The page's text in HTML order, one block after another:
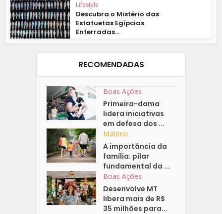
Lifestyle
Descubra o Mistério das
Estatuetas Egípcias
Enterradas...
RECOMENDADAS
Boas Ações
Primeira-dama
lidera iniciativas
em defesa dos ...
Matéria
A importância da
família: pilar
fundamental da ...
Boas Ações
Desenvolve MT
libera mais de R$
35 milhões para...